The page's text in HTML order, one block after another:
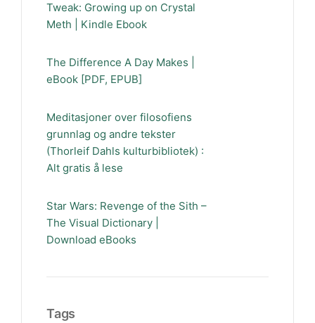
Tweak: Growing up on Crystal
Meth | Kindle Ebook
The Difference A Day Makes |
eBook [PDF, EPUB]
Meditasjoner over filosofiens
grunnlag og andre tekster
(Thorleif Dahls kulturbibliotek) :
Alt gratis å lese
Star Wars: Revenge of the Sith –
The Visual Dictionary |
Download eBooks
Tags